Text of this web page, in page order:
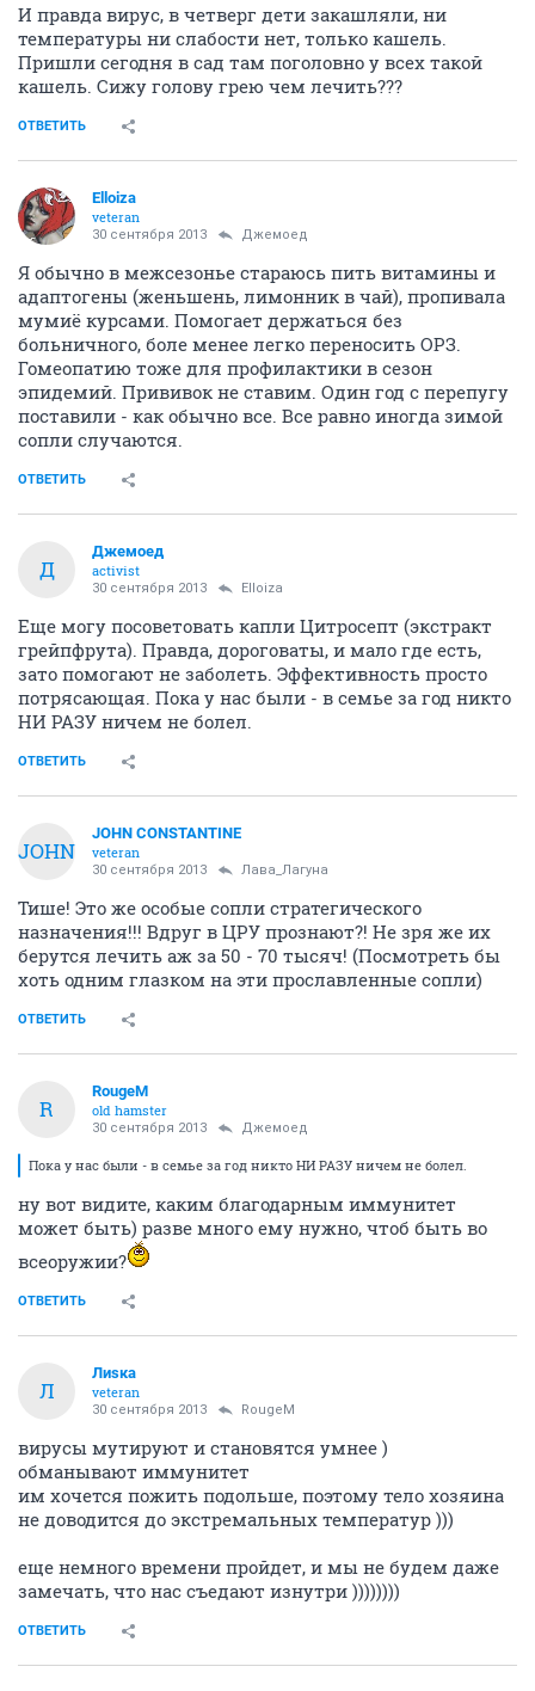
И правда вирус, в четверг дети закашляли, ни
температуры ни слабости нет, только кашель.
Пришли сегодня в сад там поголовно у всех такой
кашель. Сижу голову грею чем лечить???
ОТВЕТИТЬ
Elloiza
veteran
30 сентября 2013 Джемоед
Я обычно в межсезонье стараюсь пить витамины и
адаптогены (женьшень, лимонник в чай), пропивала
мумиё курсами. Помогает держаться без
больничного, боле менее легко переносить ОРЗ.
Гомеопатию тоже для профилактики в сезон
эпидемий. Прививок не ставим. Один год с перепугу
поставили - как обычно все. Все равно иногда зимой
сопли случаются.
ОТВЕТИТЬ
Д
Джемоед
activist
30 сентября 2013 Elloiza
Еще могу посоветовать капли Цитросепт (экстракт
грейпфрута). Правда, дороговаты, и мало где есть,
зато помогают не заболеть. Эффективность просто
потрясающая. Пока у нас были - в семье за год никто
НИ РАЗУ ничем не болел.
ОТВЕТИТЬ
JOHN
JOHN CONSTANTINE
veteran
30 сентября 2013 Лава_Лагуна
Тише! Это же особые сопли стратегического
назначения!!! Вдруг в ЦРУ прознают?! Не зря же их
берутся лечить аж за 50 - 70 тысяч! (Посмотреть бы
хоть одним глазком на эти прославленные сопли)
ОТВЕТИТЬ
R
RougeM
old hamster
30 сентября 2013 Джемоед
Пока у нас были - в семье за год никто НИ РАЗУ ничем не болел.
ну вот видите, каким благодарным иммунитет
может быть) разве много ему нужно, чтоб быть во
всеоружии?
ОТВЕТИТЬ
Л
Лиsка
veteran
30 сентября 2013 RougeM
вирусы мутируют и становятся умнее )
обманывают иммунитет
им хочется пожить подольше, поэтому тело хозяина
не доводится до экстремальных температур )))
еще немного времени пройдет, и мы не будем даже
замечать, что нас съедают изнутри ))))))))
ОТВЕТИТЬ